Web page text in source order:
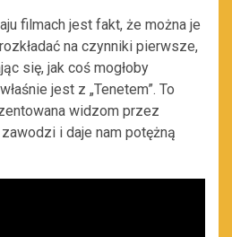
filmach jest fakt, że można je
na czynniki pierwsze,
się, jak coś mogłoby
jest z „Tenetem”. To
widzom przez
i daje nam potężną